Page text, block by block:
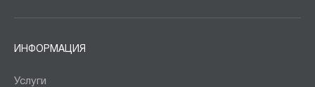
ИНФОРМАЦИЯ
Услуги